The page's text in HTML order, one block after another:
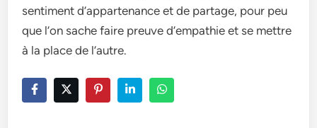
sentiment d’appartenance et de partage, pour peu
que l’on sache faire preuve d’empathie et se mettre
à la place de l’autre.